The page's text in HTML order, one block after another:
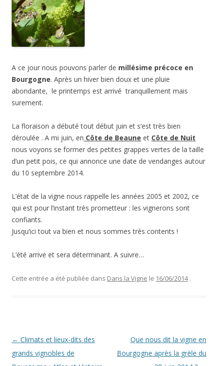
A ce jour nous pouvons parler de millésime précoce en
Bourgogne. Après un hiver bien doux et une pluie
abondante, le printemps est arrivé tranquillement mais
surement.
La floraison a débuté tout début juin et s’est très bien
déroulée . A mi juin, en Côte de Beaune et Côte de Nuit
nous voyons se former des petites grappes vertes de la taille
d’un petit pois, ce qui annonce une date de vendanges autour
du 10 septembre 2014.
L’état de la vigne nous rappelle les années 2005 et 2002, ce
qui est pour l’instant très prometteur : les vignerons sont
confiants.
Jusqu’ici tout va bien et nous sommes très contents !
L’été arrive et sera déterminant. A suivre…
Cette entrée a été publiée dans Dans la Vigne le 16/06/2014 .
N
a
← Climats et lieux-dits des
grands vignobles de
Que nous dit la vigne en
Bourgogne après la grèle du